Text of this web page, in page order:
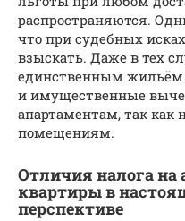
распространяются.
что при судебных
взыскать. Даже в тех
единственным жильём
и имущественные
апартаментам, так
помещениям.
Отличия налога
квартиры в
перспективе